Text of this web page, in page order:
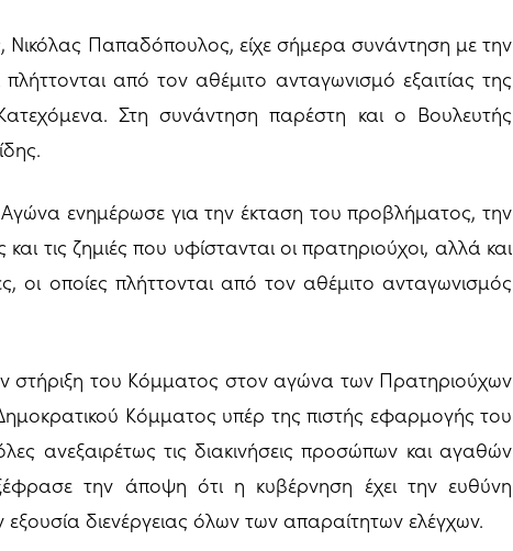
Παπαδόπουλος, είχε σήμερα συνάντηση με την
από τον αθέμιτο ανταγωνισμό εξαιτίας της
Στη συνάντηση παρέστη και ο Βουλευτής
ενημέρωσε για την έκταση του προβλήματος, την
τις ζημιές που υφίστανται οι πρατηριούχοι, αλλά και
οι οποίες πλήττονται από τον αθέμιτο ανταγωνισμός
του Κόμματος στον αγώνα των Πρατηριούχων
Κόμματος υπέρ της πιστής εφαρμογής του
ανεξαιρέτως τις διακινήσεις προσώπων και αγαθών
την άποψη ότι η κυβέρνηση έχει την ευθύνη
διενέργειας όλων των απαραίτητων ελέγχων.